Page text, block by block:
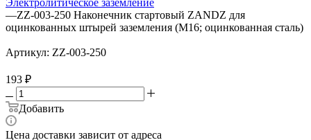
—ZZ-003-250 Наконечник стартовый ZANDZ для
оцинкованных штырей заземления (М16; оцинкованная сталь)
Артикул: ZZ-003-250
193 ₽
Добавить
Цена доставки зависит от адреса